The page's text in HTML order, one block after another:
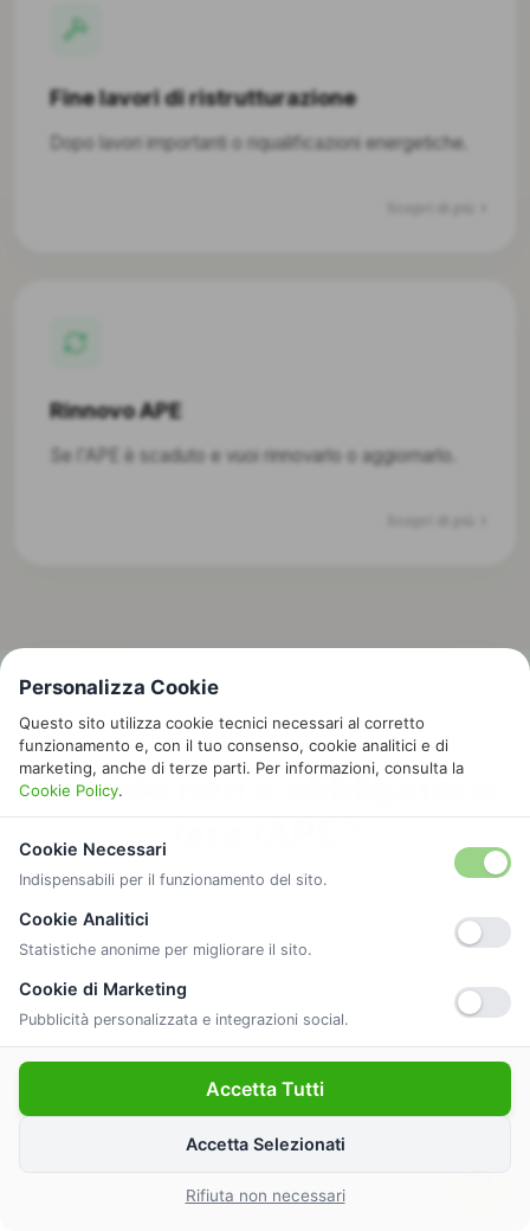
Fine lavori di ristrutturazione
Dopo lavori importanti o riqualificazioni energetiche.
Rinnovo APE
Se l'APE è scaduto e vuoi rinnovarlo o aggiornarlo.
Quando non è obbligatorio
fare l’APE?
Scopri tutte le categorie esenti
Personalizza Cookie
Questo sito utilizza cookie tecnici necessari al corretto
funzionamento e, con il tuo consenso, cookie analitici e di
marketing, anche di terze parti. Per informazioni, consulta la
Cookie Policy.
Cookie Necessari
Indispensabili per il funzionamento del sito.
Cookie Analitici
Statistiche anonime per migliorare il sito.
Cookie di Marketing
Pubblicità personalizzata e integrazioni social.
Accetta Tutti
Accetta Selezionati
Rifiuta non necessari